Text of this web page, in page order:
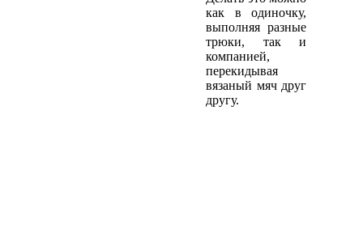
как в одиночку,
выполняя разные
трюки, так и
компанией,
перекидывая
вязаный мяч друг
другу.